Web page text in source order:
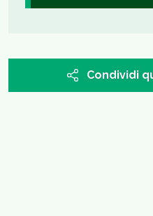
Condividi